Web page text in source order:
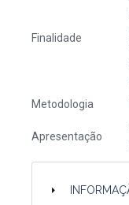
Finalidade
Metodologia
Apresentação